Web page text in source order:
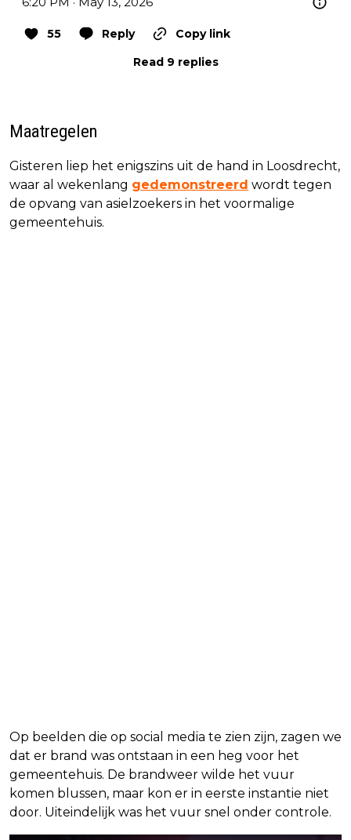
55 Reply
Copy link
Read 9 replies
Maatregelen
Gisteren liep het enigszins uit de hand in Loosdrecht,
waar al wekenlang gedemonstreerd wordt tegen
de opvang van asielzoekers in het voormalige
gemeentehuis.
Op beelden die op social media te zien zijn, zagen we
dat er brand was ontstaan in een heg voor het
gemeentehuis. De brandweer wilde het vuur
komen blussen, maar kon er in eerste instantie niet
door. Uiteindelijk was het vuur snel onder controle.